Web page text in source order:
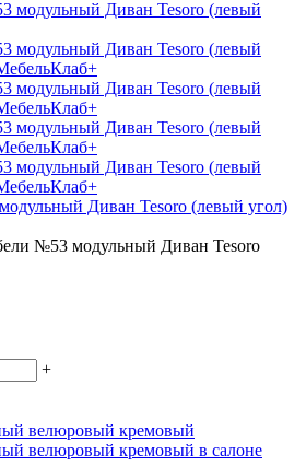
Диван Tesoro (левый угол)
№53 модульный Диван Tesoro
+